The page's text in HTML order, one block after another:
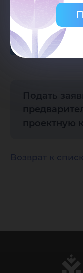
Проектная
14.19 КБ
Подать
проектную
Возврат к